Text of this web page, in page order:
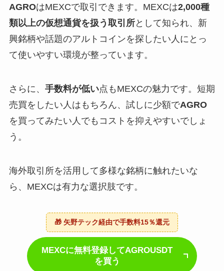
AGROはMEXCで取引できます。MEXCは2,000種
類以上の仮想通貨を扱う取引所として知られ、新
興銘柄や話題のアルトコインを探したい人にとっ
て使いやすい環境が整っています。
さらに、 手数料が低い点もMEXCの魅力です。短期
売買をしたい人はもちろん、試しに少額でAGRO
を買ってみたい人でもコストを抑えやすいでしょ
う。
海外取引所を活用して多様な銘柄に触れたいな
ら、MEXCは有力な選択肢です。
🎁 矢野テック経由で手数料15％還元
MEXCに無料登録してAGROUSDT
を買う